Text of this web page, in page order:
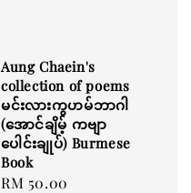
Aung Chaein's
collection of poems
မင်းလားကွဟမ်ဘာဂါ
(အောင်ချိမ့် ကဗျာ
ပေါင်းချုပ်) Burmese
Book
Regular
RM 50.00